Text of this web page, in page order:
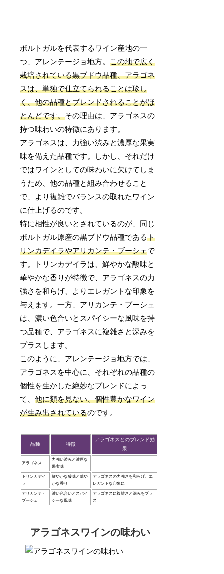
ポルトガルを代表するワイン産地の一
つ、アレンテージョ地方。この地で広く
栽培されている黒ブドウ品種、アラゴネ
スは、単独で仕立てられることは珍し
く、他の品種とブレンドされることがほ
とんどです。その理由は、アラゴネスの
持つ味わいの特徴にあります。
アラゴネスは、力強い渋みと濃厚な果実
味を備えた品種です。しかし、それだけ
ではワインとしての味わいに欠けてしま
うため、他の品種と組み合わせること
で、より複雑でバランスの取れたワイン
に仕上げるのです。
特に相性が良いとされているのが、同じ
ポルトガル原産の黒ブドウ品種であるト
リンカデイラやアリカンテ・ブーシェで
す。トリンカデイラは、鮮やかな酸味と
華やかな香りが特徴で、アラゴネスの力
強さを和らげ、よりエレガントな印象を
与えます。一方、アリカンテ・ブーシェ
は、濃い色合いとスパイシーな風味を持
つ品種で、アラゴネスに複雑さと深みを
プラスします。
このように、アレンテージョ地方では、
アラゴネスを中心に、それぞれの品種の
個性を生かした絶妙なブレンドによっ
て、他に類を見ない、個性豊かなワイン
が生み出されているのです。
品種 特徴
アラゴネスとのブレンド効
果
アラゴネス
力強い渋みと濃厚な
果実味
–
トリンカデイ
ラ
鮮やかな酸味と華や
かな香り
アラゴネスの力強さを和らげ、エ
レガントな印象に
アリカンテ・
ブーシェ
濃い色合いとスパイ
シーな風味
アラゴネスに複雑さと深みをプラ
ス
アラゴネスワインの味わい